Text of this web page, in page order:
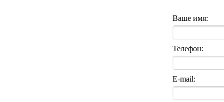
Ваше имя:
Телефон:
E-mail: